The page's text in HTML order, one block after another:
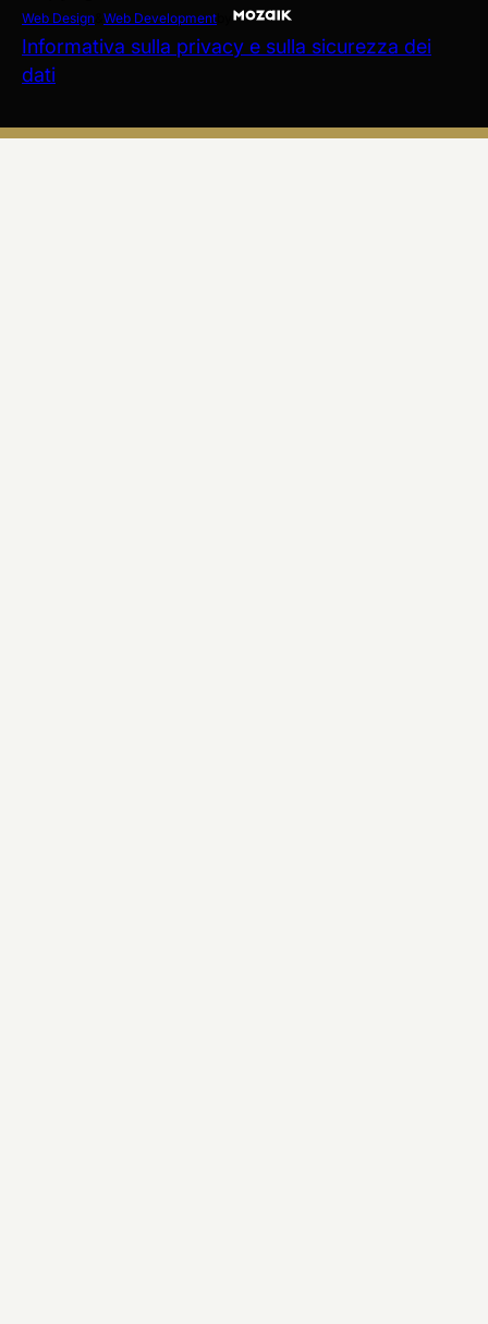
Web Design Web Development
Informativa sulla privacy e sulla sicurezza dei
dati